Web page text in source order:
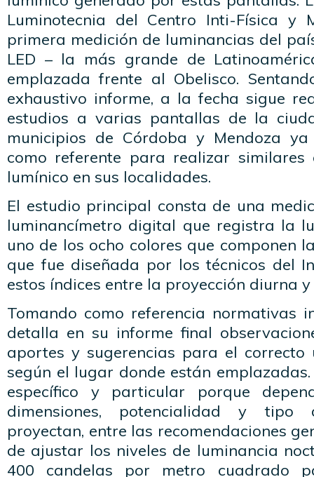
Luminotecnia del Centro Inti-Física y
primera medición de luminancias del
LED – la más grande de
emplazada frente al Obelisco.
exhaustivo informe, a la fecha sigue
estudios a varias pantallas de la
municipios de Córdoba y Mendoza
como referente para realizar similares
lumínico en sus localidades.
El estudio principal consta de una
luminancímetro digital que registra la
uno de los ocho colores que componen
que fue diseñada por los técnicos del
estos índices entre la proyección diurna
Tomando como referencia normativas
detalla en su informe final
aportes y sugerencias para el
según el lugar donde están
específico y particular porque
dimensiones, potencialidad y tipo
proyectan, entre las recomendaciones
de ajustar los niveles de luminancia
400 candelas por metro cuadrado